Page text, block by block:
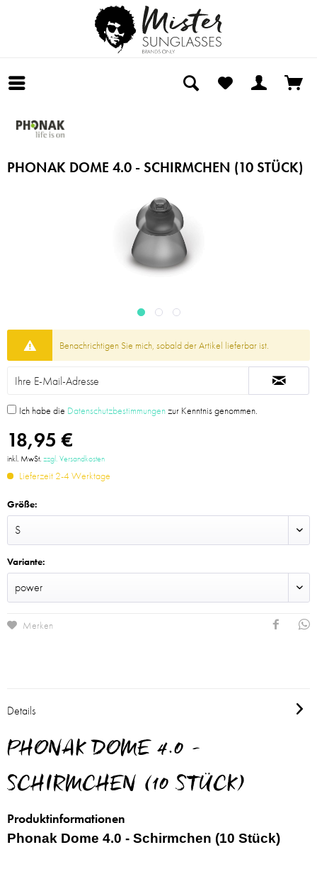
PHONAK DOME 4.0 - SCHIRMCHEN (10 STÜCK)
Benachrichtigen Sie mich, sobald der Artikel lieferbar ist.
Ich habe die Datenschutzbestimmungenzur Kenntnis genommen.
18,95 €
inkl. MwSt.zzgl. Versandkosten
Lieferzeit 2-4 Werktage
Größe:
Variante:
Merken
Details
PHONAK DOME 4.0 -
SCHIRMCHEN (10 STÜCK)
Produktinformationen
Phonak Dome 4.0 - Schirmchen (10 Stück)